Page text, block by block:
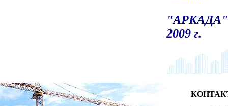
2009 г.